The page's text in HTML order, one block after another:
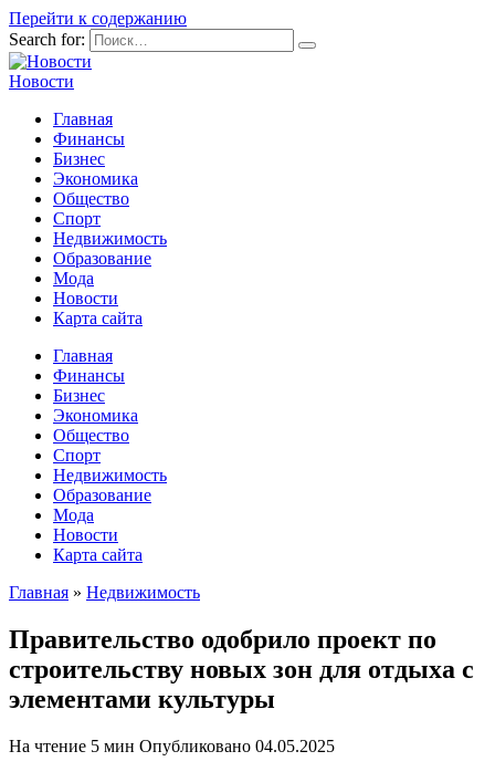
Перейти к содержанию
Search for:
Новости
Главная
Финансы
Бизнес
Экономика
Общество
Спорт
Недвижимость
Образование
Мода
Новости
Карта сайта
Главная
Финансы
Бизнес
Экономика
Общество
Спорт
Недвижимость
Образование
Мода
Новости
Карта сайта
Главная » Недвижимость
Правительство одобрило проект по
строительству новых зон для отдыха с
элементами культуры
На чтение 5 мин Опубликовано 04.05.2025